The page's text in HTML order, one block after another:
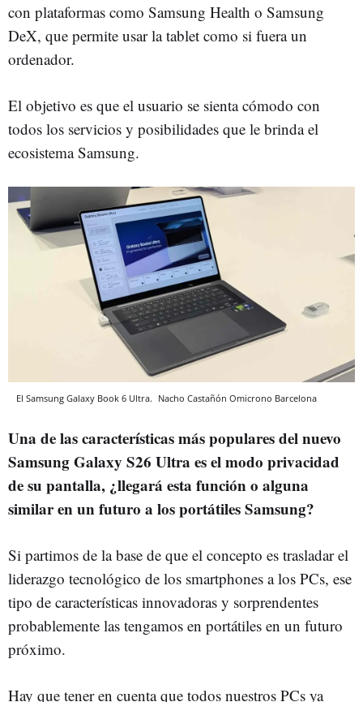
con plataformas como Samsung Health o Samsung
DeX, que permite usar la tablet como si fuera un
ordenador.
El objetivo es que el usuario se sienta cómodo con
todos los servicios y posibilidades que le brinda el
ecosistema Samsung.
El Samsung Galaxy Book 6 Ultra. Nacho Castañón Omicrono Barcelona
Una de las características más populares del nuevo
Samsung Galaxy S26 Ultra es el modo privacidad
de su pantalla, ¿llegará esta función o alguna
similar en un futuro a los portátiles Samsung?
Si partimos de la base de que el concepto es trasladar el
liderazgo tecnológico de los smartphones a los PCs, ese
tipo de características innovadoras y sorprendentes
probablemente las tengamos en portátiles en un futuro
próximo.
Hay que tener en cuenta que todos nuestros PCs ya